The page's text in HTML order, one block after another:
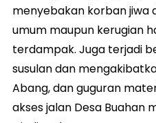
menyebakan korban jiwa
umum maupun kerugian
terdampak. Juga terjadi
susulan dan
Abang, dan guguran
akses jalan Desa Buahan